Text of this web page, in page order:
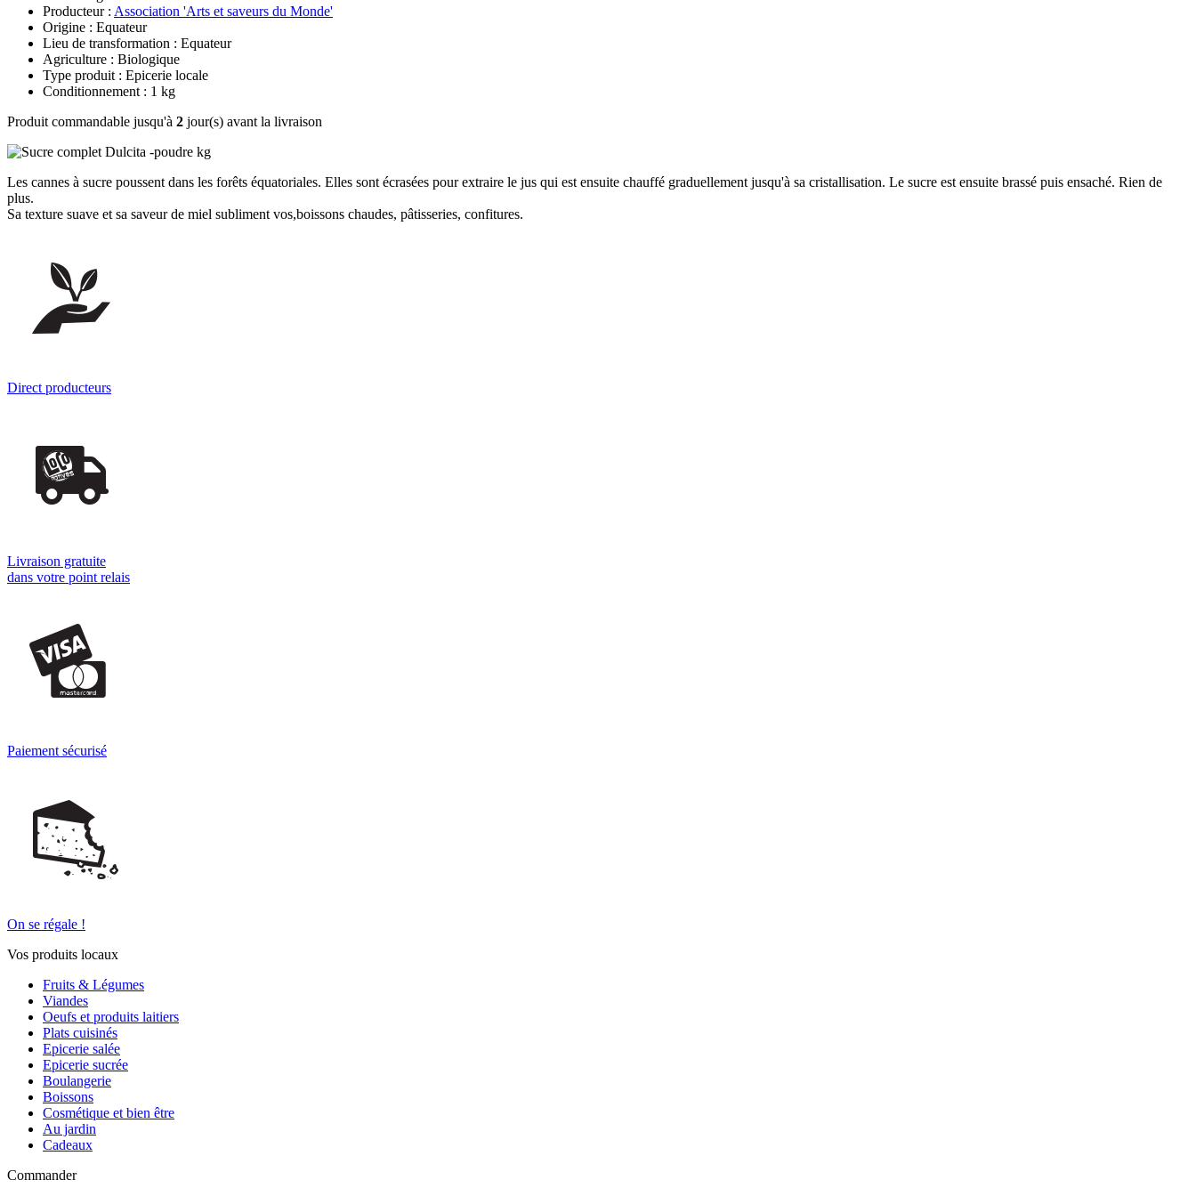
Producteur : Association 'Arts et saveurs du Monde'
Origine : Equateur
Lieu de transformation : Equateur
Agriculture : Biologique
Type produit : Epicerie locale
Conditionnement : 1 kg
Produit commandable jusqu'à 2 jour(s) avant la livraison
Les cannes à sucre poussent dans les forêts équatoriales. Elles sont écrasées pour extraire le jus qui est ensuite chauffé graduellement jusqu'à sa cristallisation. Le sucre est ensuite brassé puis ensaché. Rien de
plus.
Sa texture suave et sa saveur de miel subliment vos,boissons chaudes, pâtisseries, confitures.
Direct producteurs
Livraison gratuite
dans votre point relais
Paiement sécurisé
On se régale !
Vos produits locaux
Fruits & Légumes
Viandes
Oeufs et produits laitiers
Plats cuisinés
Epicerie salée
Epicerie sucrée
Boulangerie
Boissons
Cosmétique et bien être
Au jardin
Cadeaux
Commander